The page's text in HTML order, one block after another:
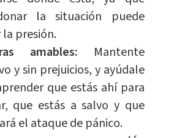
lasituación puede
presión.
amables: Mantente
y sin prejuicios, y ayúdale
que estás ahí para
que estás a salvo y que
el ataque de pánico.